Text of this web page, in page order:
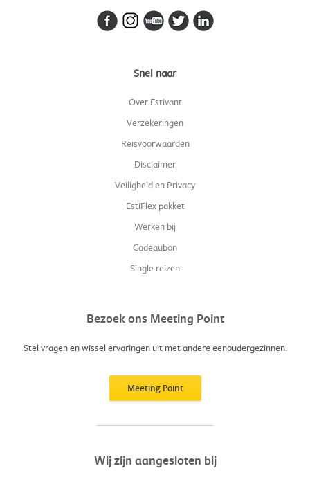
Snel naar
Over Estivant
Verzekeringen
Reisvoorwaarden
Disclaimer
Veiligheid en Privacy
EstiFlex pakket
Werken bij
Cadeaubon
Single reizen
Bezoek ons Meeting Point
Stel vragen en wissel ervaringen uit met andere eenoudergezinnen.
Meeting Point
Wij zijn aangesloten bij